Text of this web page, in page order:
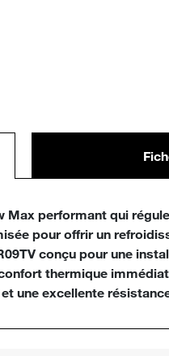
Max performant qui
pour offrir un
conçu pour une
thermique
une excellente